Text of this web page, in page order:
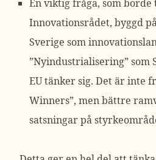
En viktig fråga, som borde
Innovationsrådet, byggd
Sverige som
”Nyindustrialisering” som
EU tänker sig. Det är inte
Winners”, men bättre
satsningar på